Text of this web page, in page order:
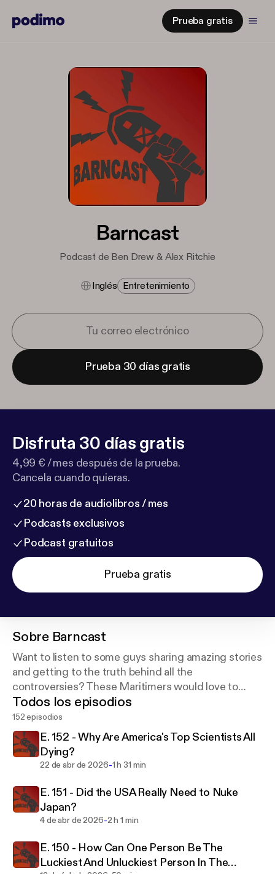
Prueba gratis
Barncast
Podcast de Ben Drew & Alex Ritchie
Inglés Entretenimiento
Prueba 30 días gratis
Disfruta 30 días gratis
4,99 € / mes después de la prueba.
Cancela cuando quieras.
20 horas de audiolibros / mes
Podcasts exclusivos
Podcast gratuitos
Prueba gratis
Sobre Barncast
Want to listen to some guys sharing amazing stories
and getting to the truth behind all the
controversies? These Maritimers would love to
have you join them in their quest for a good time! I
think you're gonna like it!
Todos los episodios
152 episodios
E. 152 - Why Are America's Top Scientists All
Dying?
22 de abr de 2026-1 h 31 min
E. 151 - Did the USA Really Need to Nuke
Japan?
4 de abr de 2026-2 h 1 min
E. 150 - How Can One Person Be The
Luckiest And Unluckiest Person In The